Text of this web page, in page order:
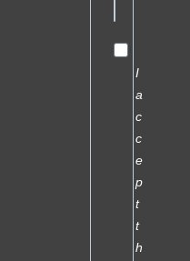
I
a
c
c
e
p
t
t
h